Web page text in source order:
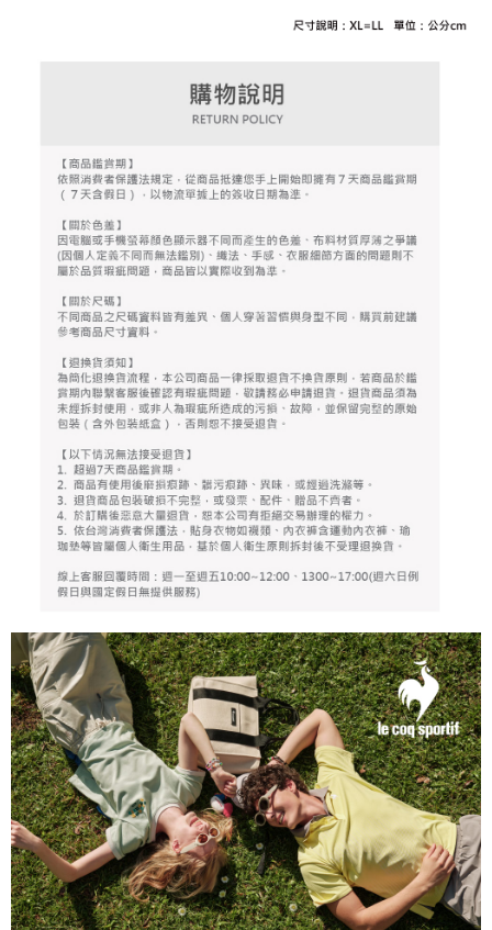
權轉讓予恩沛科技股份有限公司。
２．關於個人資料處理事宜，請瀏覽以下網址：
https://aftee.tw/terms/#terms3
「AFTEE先享後付」，若未經同意申辦者引起之損失，本公司不負相關責
４．使用「AFTEE先享後付」時，將依據個別帳號之用戶狀況，依本公司即
時審查核予不同之上限額度；若仍有額度不足之情形，本公司將視審查結果
請求用戶進行身份認證。
５．嚴禁一人註冊多個帳號或使用他人資訊註冊。若發現惡意使用之情形，
恩沛科技股份有限公司將有權停止該用戶之使用額度並採取法律行動。
免運費
離島宅配
免運費